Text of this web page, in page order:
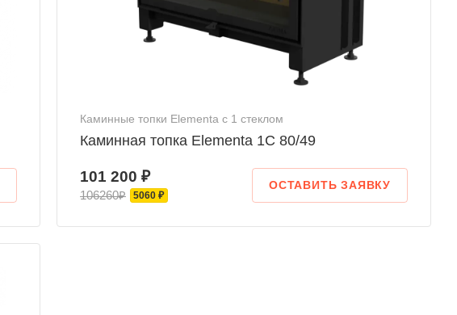
Каминные топки Elementa с 1 стеклом
Каминная топка Elementa 1С 80/49
101 200 ₽
106260₽ 5060 ₽
ОСТАВИТЬ ЗАЯВКУ